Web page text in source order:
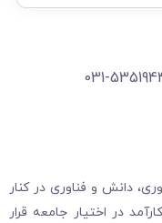
دانش و فناوری در کنار
در اختیار جامعه قرار